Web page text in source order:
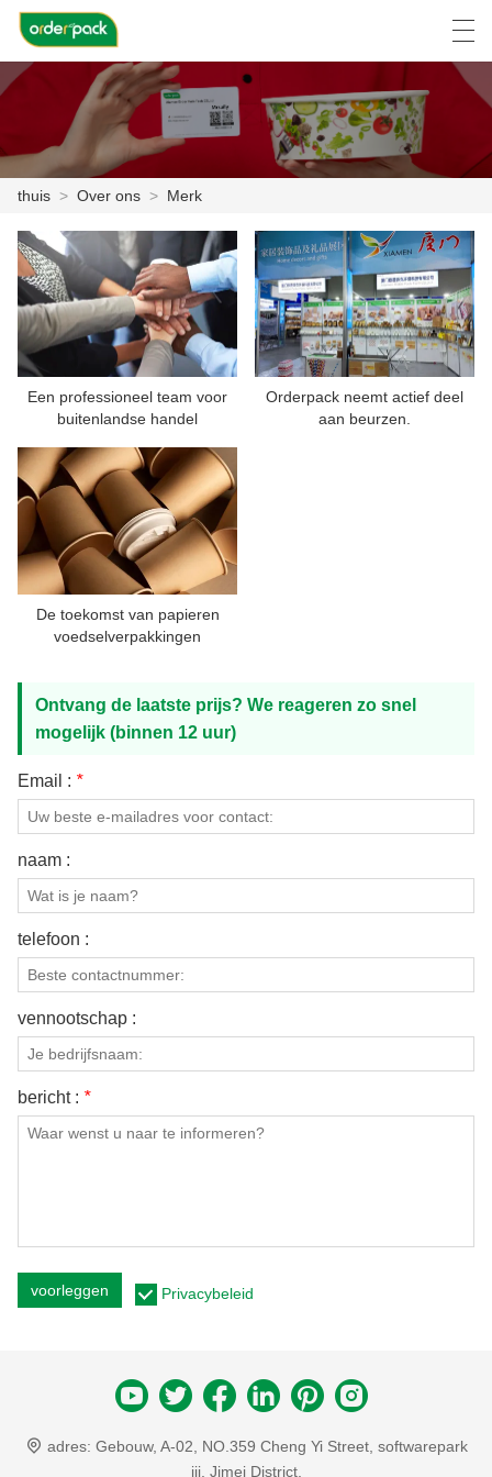
PRODUCTEN
OVER ONS
NIEUWS
ZAAK C
FACTORY TOUR
CONTACT MET ONS
Deutsch
thuis > Over ons > Merk
Een professioneel team voor
buitenlandse handel
Orderpack neemt actief deel
aan beurzen.
De toekomst van papieren
voedselverpakkingen
Ontvang de laatste prijs? We reageren zo snel
mogelijk (binnen 12 uur)
Email : *
naam :
telefoon :
vennootschap :
bericht : *
voorleggen Privacybeleid
adres: Gebouw, A-02, NO.359 Cheng Yi Street, softwarepark
iii, Jimei District,